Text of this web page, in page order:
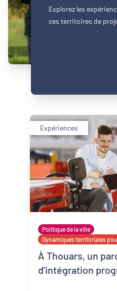
Explorez les
ces territoires de
Expériences
Politique de la ville
Dynamiques territoriales
À Thouars, un
d’intégration